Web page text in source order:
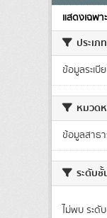
แสดงเฉพ
ประเ
ข้อมูลระเบี
หมวด
ข้อมูลสาธ
ระดับ
ไม่พบ ระ